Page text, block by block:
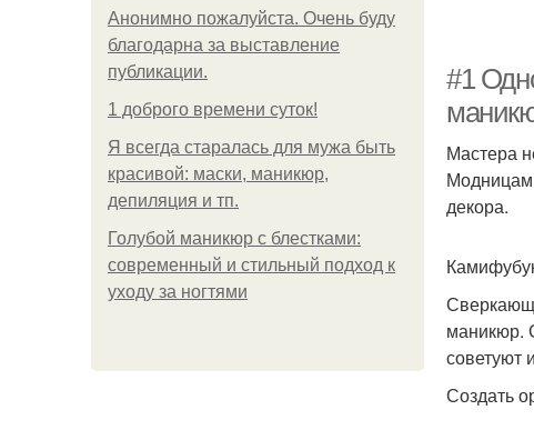
Анонимно пожалуйста. Очень буду
благодарна за выставление
публикации.
1 доброго времени суток!
Я всегда старалась для мужа быть
красивой: маски, маникюр,
депиляция и тп.
Голубой маникюр с блестками:
современный и стильный подход к
уходу за ногтями
#1
Мастера
Модницам
декора.
маникюр.
советуют
Создать